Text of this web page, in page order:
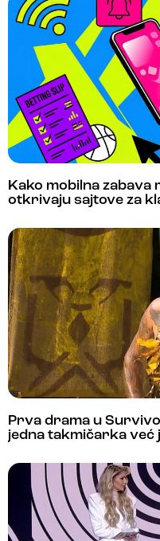
Kako mobilna zabava
otkrivaju sajtove za
Prva drama u
jedna takmičarka već